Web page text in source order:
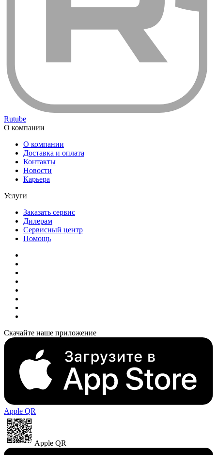
Rutube
О компании
О компании
Доставка и оплата
Контакты
Новости
Карьера
Услуги
Заказать сервис
Дилерам
Сервисный центр
Помощь
Скачайте наше приложение
Apple QR
Apple QR